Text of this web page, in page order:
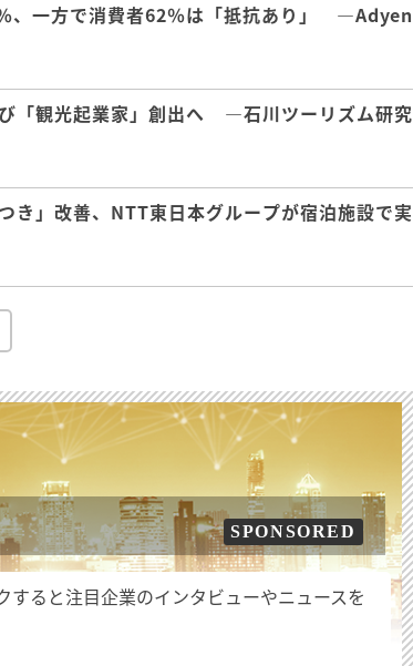
、一方で消費者62％は「抵抗あり」 ―Adyen
「観光起業家」創出へ ―石川ツーリズム研究
き」改善、NTT東日本グループが宿泊施設で実
SPONSORED
すると注目企業のインタビューやニュースを